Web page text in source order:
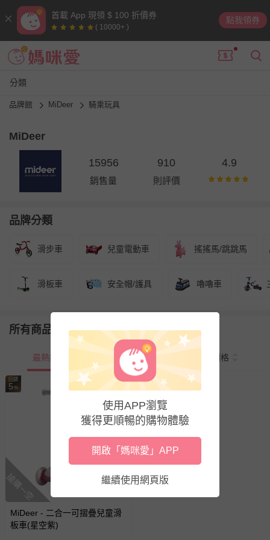
首載 App 現領 $ 100 折價券
( 10000+ )
點我領券
分類
品牌館 MiDeer 騎乘玩具
MiDeer
15956
銷售量
910
則評價
4.9
品牌分類
滑步車 兒童電動車 搖搖馬/跳跳馬
滑板車 安全帽/護具 嚕嚕車
所有商品
最熱銷 新上市 價格
回饋
5 %
搶購一空
MiDeer - 二合一可摺疊兒童滑
板車(星空紫)
使用APP瀏覽
獲得更順暢的購物體驗
開啟「媽咪愛」APP
繼續使用網頁版